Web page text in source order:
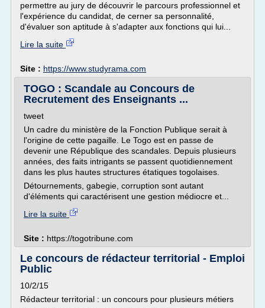
permettre au jury de découvrir le parcours professionnel et
l'expérience du candidat, de cerner sa personnalité,
d'évaluer son aptitude à s'adapter aux fonctions qui lui...
Lire la suite
Site : https://www.studyrama.com
TOGO : Scandale au Concours de
Recrutement des Enseignants ...
tweet
Un cadre du ministère de la Fonction Publique serait à
l'origine de cette pagaille. Le Togo est en passe de
devenir une République des scandales. Depuis plusieurs
années, des faits intrigants se passent quotidiennement
dans les plus hautes structures étatiques togolaises.
Détournements, gabegie, corruption sont autant
d'éléments qui caractérisent une gestion médiocre et...
Lire la suite
Site : https://togotribune.com
Le concours de rédacteur territorial - Emploi
Public
10/2/15
Rédacteur territorial : un concours pour plusieurs métiers